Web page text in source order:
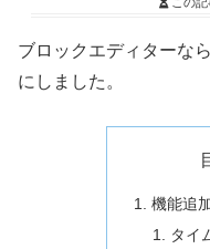
ブロックエディターな
にしました。
機能追
タイ